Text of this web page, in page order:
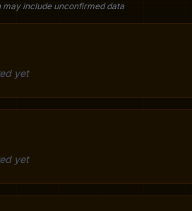
include unconfirmed data
yet
yet